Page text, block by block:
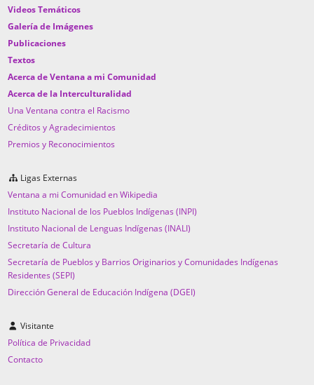
Videos Temáticos
Galería de Imágenes
Publicaciones
Textos
Acerca de Ventana a mi Comunidad
Acerca de la Interculturalidad
Una Ventana contra el Racismo
Créditos y Agradecimientos
Premios y Reconocimientos
Ligas Externas
Ventana a mi Comunidad en Wikipedia
Instituto Nacional de los Pueblos Indígenas (INPI)
Instituto Nacional de Lenguas Indígenas (INALI)
Secretaría de Cultura
Secretaría de Pueblos y Barrios Originarios y Comunidades Indígenas
Residentes (SEPI)
Dirección General de Educación Indígena (DGEI)
Visitante
Política de Privacidad
Contacto